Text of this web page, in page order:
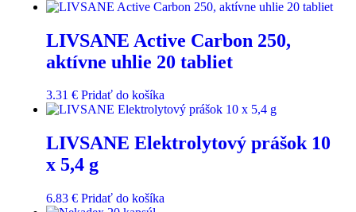
LIVSANE Active Carbon 250,
aktívne uhlie 20 tabliet
3.31 € Pridať do košíka
LIVSANE Elektrolytový prášok 10
x 5,4 g
6.83 € Pridať do košíka